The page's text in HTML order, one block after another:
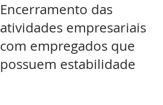
Encerramento das
atividades empresariais
com empregados que
possuem estabilidade